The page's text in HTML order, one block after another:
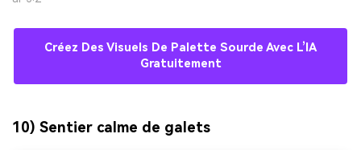
Créez Des Visuels De Palette Sourde Avec L’IA
Gratuitement
10) Sentier calme de galets